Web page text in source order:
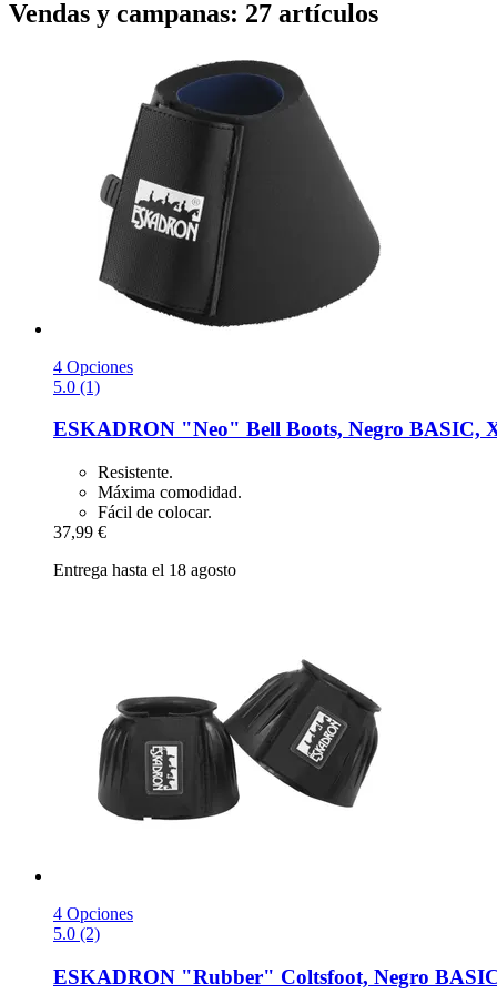
Vendas y campanas: 27 artículos
4 Opciones
5.0 (1)
ESKADRON "Neo" Bell Boots, Negro BASIC,
Resistente.
Máxima comodidad.
Fácil de colocar.
37,99 €
Entrega hasta el 18 agosto
4 Opciones
5.0 (2)
ESKADRON "Rubber" Coltsfoot, Negro